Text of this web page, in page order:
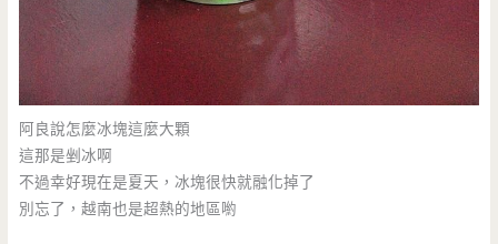
阿良說怎麼冰塊這麼大顆
這那是剉冰啊
不過幸好現在是夏天，冰塊很快就融化掉了
別忘了，越南也是超熱的地區喲